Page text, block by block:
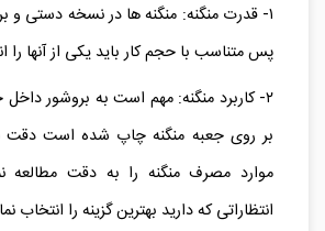
۱- قدرت منگنه: منگنه ها در نسخه دستی و
پس متناسب با حجم کار باید یکی از آنها را
۲- کاربرد منگنه: مهم است به بروشور داخل
بر روی جعبه منگنه چاپ شده است دقت
موارد مصرف منگنه را به دقت مطالعه
انتظاراتی که دارید بهترین گزینه را انتخاب